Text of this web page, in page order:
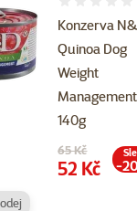
Konzerva
Quinoa Dog
Weight
Management
140g
Původní cena
65 Kč
Cena
52 Kč -